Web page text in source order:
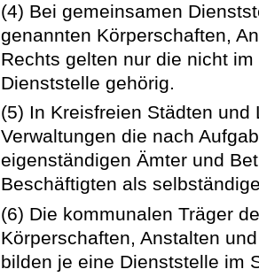
(4) Bei gemeinsamen
genannten Körperschaften,
Rechts gelten nur die nicht
Dienststelle gehörig.
(5) In Kreisfreien Städten
Verwaltungen die nach
eigenständigen Ämter und
Beschäftigten als
(6) Die kommunalen Träger
Körperschaften, Anstalten
bilden je eine Dienststelle im